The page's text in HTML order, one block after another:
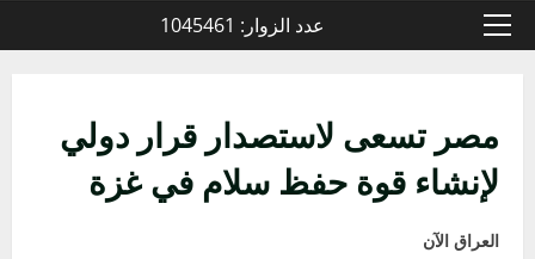
القائمة
عدد الزوار: 1045461
مصر تسعى لاستصدار قرار دولي
لإنشاء قوة حفظ سلام في غزة
العراق الآن